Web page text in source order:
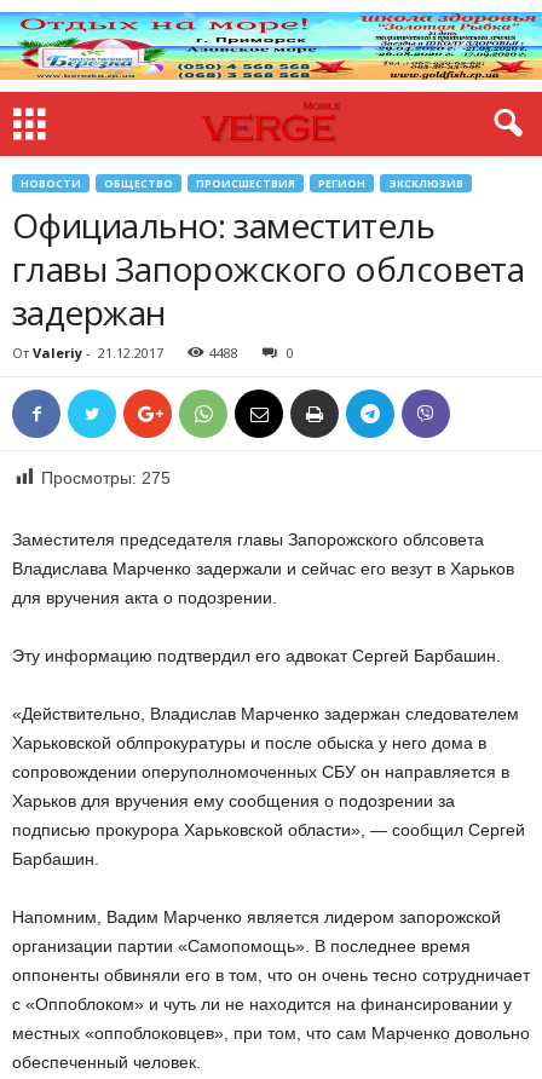
НОВОСТИ ОБЩЕСТВО ПРОИСШЕСТВИЯ РЕГИОН ЭКСКЛЮЗИВ
Официально: заместитель
главы Запорожского облсовета
задержан
От Valeriy - 21.12.2017 4488 0
Просмотры: 275
Заместителя председателя главы Запорожского облсовета
Владислава Марченко задержали и сейчас его везут в Харьков
для вручения акта о подозрении.
Эту информацию подтвердил его адвокат Сергей Барбашин.
«Действительно, Владислав Марченко задержан следователем
Харьковской облпрокуратуры и после обыска у него дома в
сопровождении оперуполномоченных СБУ он направляется в
Харьков для вручения ему сообщения о подозрении за
подписью прокурора Харьковской области», — сообщил Сергей
Барбашин.
Напомним, Вадим Марченко является лидером запорожской
организации партии «Самопомощь». В последнее время
оппоненты обвиняли его в том, что он очень тесно сотрудничает
с «Оппоблоком» и чуть ли не находится на финансировании у
местных «оппоблоковцев», при том, что сам Марченко довольно
обеспеченный человек.